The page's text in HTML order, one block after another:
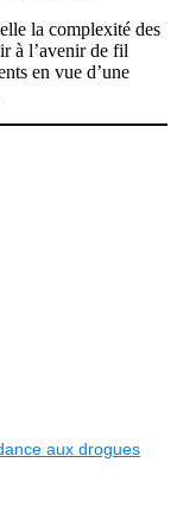
la complexité des
à l’avenir de fil
en vue d’une
aux drogues